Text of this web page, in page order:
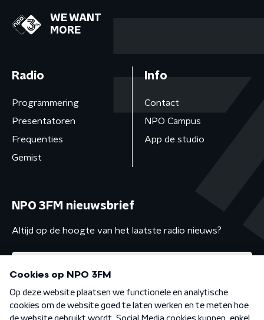
WE WANT
MORE
Radio
Programmering
Presentatoren
Frequenties
Gemist
Info
Contact
NPO Campus
App de studio
NPO 3FM nieuwsbrief
Altijd op de hoogte van het laatste radio nieuws?